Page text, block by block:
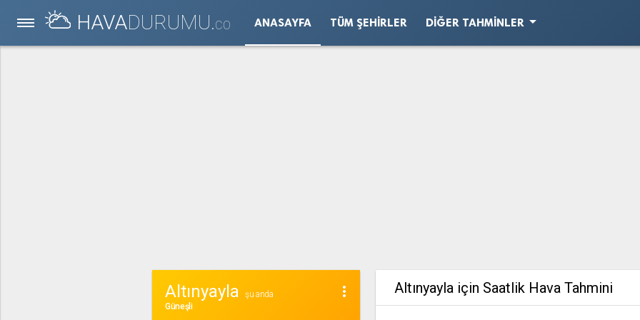
HAVADURUMU.CO ANASAYFA TÜM ŞEHIRLER DIĞER TAHMINLERarrow_drop_down
more_vert
Altınyayla
şu anda
Güneşli
Altınyayla için Saatlik Hava Tahmini